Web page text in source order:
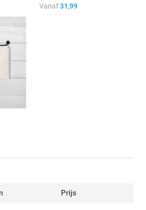
Vanaf31,99
Prijs